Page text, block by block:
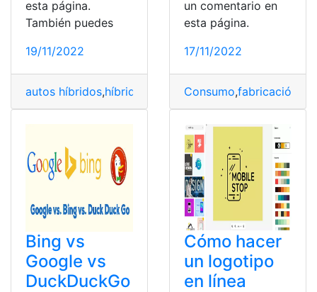
esta página.
También puedes
19/11/2022
autos híbridos,híbridos ,Noticias,Prius,
un comentario en
esta página.
17/11/2022
Consumo,fabricación
Bing vs
Google vs
DuckDuckGo
Cómo hacer
un logotipo
en línea